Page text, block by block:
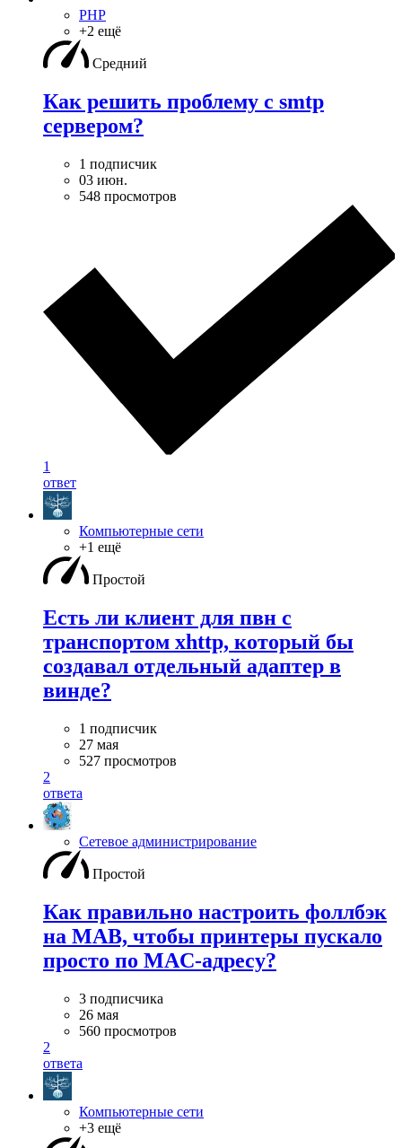
PHP
+2 ещё
Средний
Как решить проблему с smtp
сервером?
1 подписчик
03 июн.
548 просмотров
1
ответ
Компьютерные сети
+1 ещё
Простой
Есть ли клиент для пвн с
транспортом xhttp, который бы
создавал отдельный адаптер в
винде?
1 подписчик
27 мая
527 просмотров
2
ответа
Сетевое администрирование
Простой
Как правильно настроить фоллбэк
на MAB, чтобы принтеры пускало
просто по MAC-адресу?
3 подписчика
26 мая
560 просмотров
2
ответа
Компьютерные сети
+3 ещё